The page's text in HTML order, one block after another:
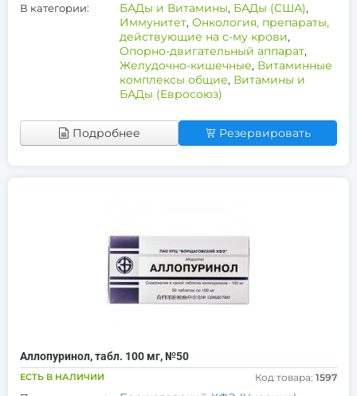
В категории: БАДы и Витамины, БАДы (США),
Иммунитет, Онкология, препараты,
действующие на с-му крови,
Опорно-двигательный аппарат,
Желудочно-кишечные, Витаминные
комплексы общие, Витамины и
БАДы (Евросоюз)
Подробнее Резервировать
Аллопуринол, табл. 100 мг, №50
ЕСТЬ В НАЛИЧИИ Код товара: 1597